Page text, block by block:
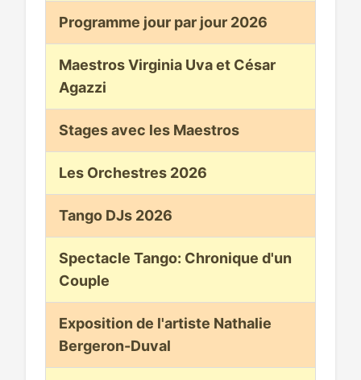
Programme jour par jour 2026
Maestros Virginia Uva et César
Agazzi
Stages avec les Maestros
Les Orchestres 2026
Tango DJs 2026
Spectacle Tango: Chronique d'un
Couple
Exposition de l'artiste Nathalie
Bergeron-Duval